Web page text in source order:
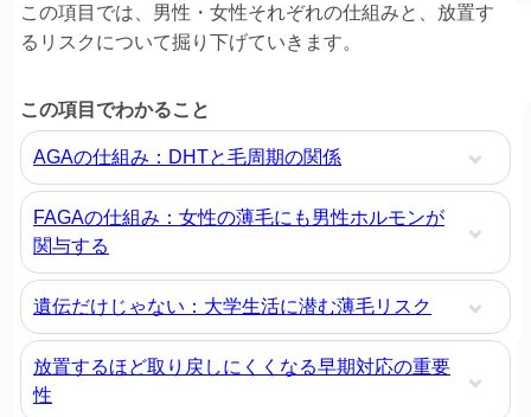
この項目では、男性・女性それぞれの仕組みと、放置す
るリスクについて掘り下げていきます。
この項目でわかること
AGAの仕組み：DHTと毛周期の関係
FAGAの仕組み：女性の薄毛にも男性ホルモンが
関与する
遺伝だけじゃない：大学生活に潜む薄毛リスク
放置するほど取り戻しにくくなる早期対応の重要
性